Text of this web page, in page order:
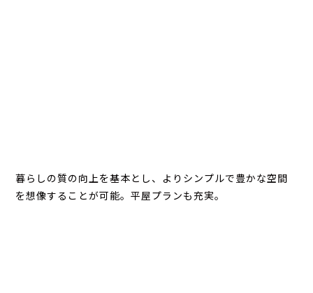
暮らしの質の向上を基本とし、よりシンプルで豊かな空間
を想像することが可能。平屋プランも充実。